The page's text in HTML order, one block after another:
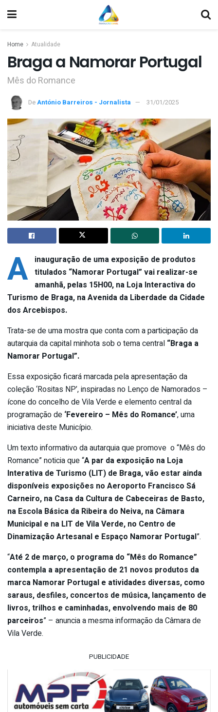
Home Atualidade
Braga a Namorar Portugal
Mês do Romance
DeAntónio Barreiros - Jornalista 31/01/2025
A inauguração de uma exposição de produtos
titulados “Namorar Portugal” vai realizar-se
amanhã, pelas 15H00, na Loja Interactiva do
Turismo de Braga, na Avenida da Liberdade da Cidade
dos Arcebispos.
Trata-se de uma mostra que conta com a participação da
autarquia da capital minhota sob o tema central “Braga a
Namorar Portugal”.
Essa exposição ficará marcada pela apresentação da
coleção ‘Rositas NP’, inspiradas no Lenço de Namorados –
ícone do concelho de Vila Verde e elemento central da
programação de ‘Fevereiro – Mês do Romance’, uma
iniciativa deste Município.
Um texto informativo da autarquia que promove o “Mês do
Romance” noticia que “A par da exposição na Loja
Interativa de Turismo (LIT) de Braga, vão estar ainda
disponíveis exposições no Aeroporto Francisco Sá
Carneiro, na Casa da Cultura de Cabeceiras de Basto,
na Escola Básica da Ribeira do Neiva, na Câmara
Municipal e na LIT de Vila Verde, no Centro de
Dinamização Artesanal e Espaço Namorar Portugal”.
“Até 2 de março, o programa do “Mês do Romance”
contempla a apresentação de 21 novos produtos da
marca Namorar Portugal e atividades diversas, como
saraus, desfiles, concertos de música, lançamento de
livros, trilhos e caminhadas, envolvendo mais de 80
parceiros” – anuncia a mesma informação da Câmara de
Vila Verde.
PUBLICIDADE